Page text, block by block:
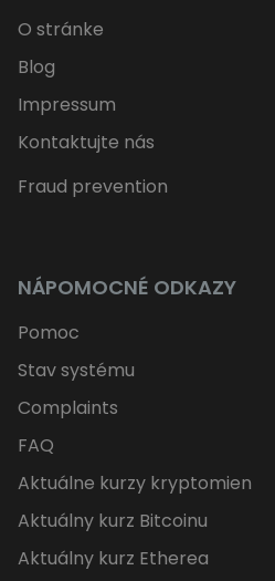
O stránke
Blog
Impressum
Kontaktujte nás
Fraud prevention
NÁPOMOCNÉ ODKAZY
Pomoc
Stav systému
Complaints
FAQ
Aktuálne kurzy kryptomien
Aktuálny kurz Bitcoinu
Aktuálny kurz Etherea